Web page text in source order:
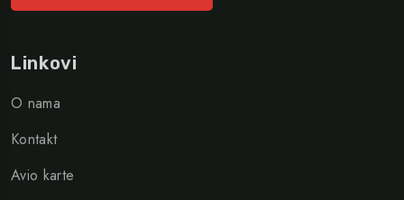
Linkovi
O nama
Kontakt
Avio karte